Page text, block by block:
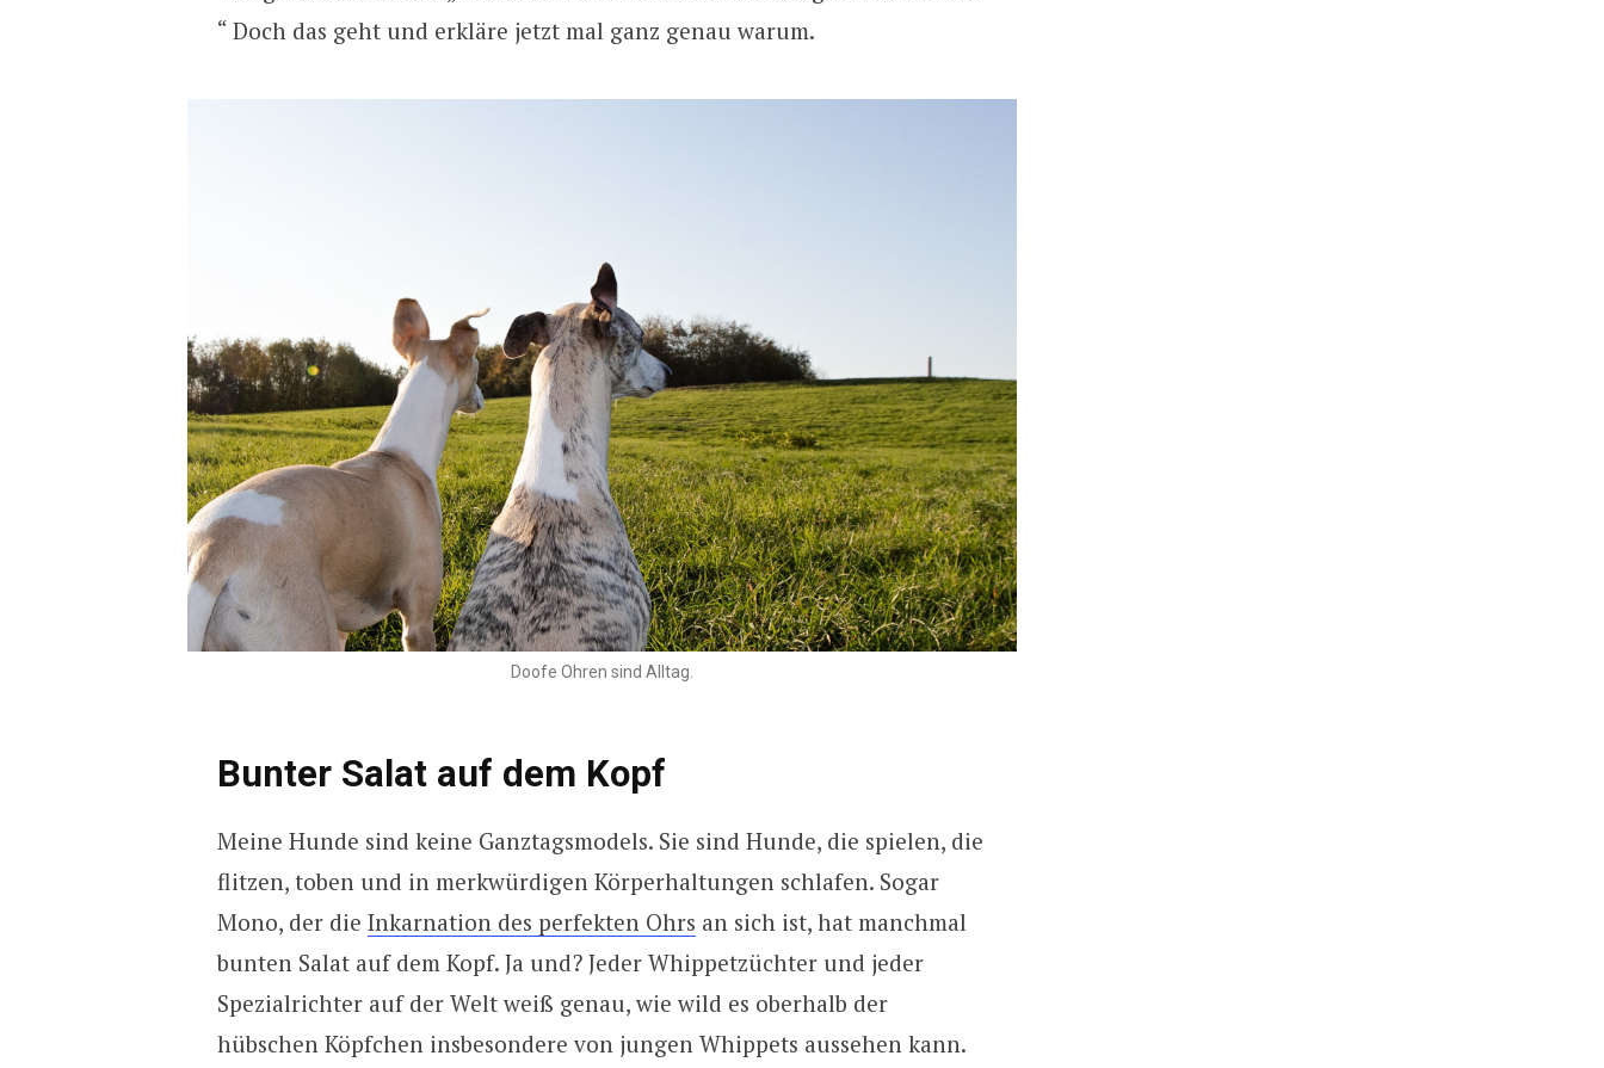
“ Doch das geht und erkläre jetzt mal ganz genau warum.
Doofe Ohren sind Alltag.
Bunter Salat auf dem Kopf
Meine Hunde sind keine Ganztagsmodels. Sie sind Hunde, die spielen, die
flitzen, toben und in merkwürdigen Körperhaltungen schlafen. Sogar
Mono, der die Inkarnation des perfekten Ohrs an sich ist, hat manchmal
bunten Salat auf dem Kopf. Ja und? Jeder Whippetzüchter und jeder
Spezialrichter auf der Welt weiß genau, wie wild es oberhalb der
hübschen Köpfchen insbesondere von jungen Whippets aussehen kann.